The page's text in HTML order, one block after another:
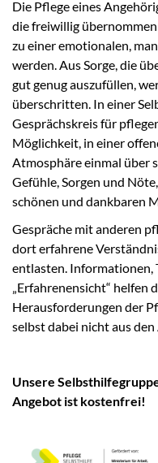
Die Pflege eines
die freiwillig
zu einer emotionalen,
werden. Aus Sorge, die
gut genug auszufüllen,
überschritten. In einer
Gesprächskreis für
Möglichkeit, in einer
Atmosphäre einmal über
Gefühle, Sorgen und
schönen und dankbaren
Gespräche mit anderen
dort erfahrene
entlasten. Informationen,
„Erfahrenensicht“ helfen
Herausforderungen der
selbst dabei nicht aus
Unsere
Angebot ist kostenfrei!